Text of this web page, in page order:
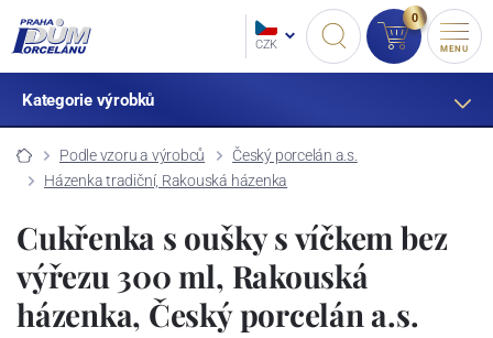
CZK
0
MENU
Kategorie výrobků
Podle vzoru a výrobců
Český porcelán a.s.
Házenka tradiční, Rakouská házenka
Cukřenka s oušky s víčkem bez
výřezu 300 ml, Rakouská
házenka, Český porcelán a.s.